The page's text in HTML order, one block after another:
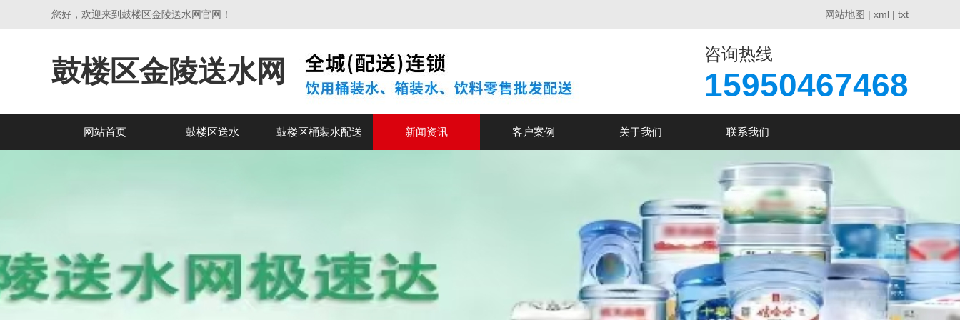
您好，欢迎来到鼓楼区金陵送水网官网！ 网站地图 | xml | txt
鼓楼区金陵送水网
咨询热线
15950467468
网站首页 鼓楼区送水 鼓楼区桶装水配送 新闻资讯 客户案例 关于我们 联系我们